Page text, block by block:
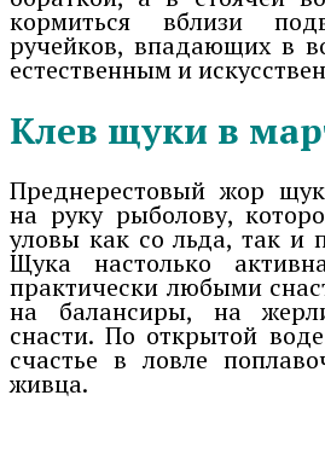
кормиться вблизи
ручейков, впадающих в
естественным и
Клев щуки в
Преднерестовый жор
на руку рыболову,
уловы как со льда, так и
Щука настолько
практически любыми
на балансиры, на
снасти. По открытой
счастье в ловле
живца.